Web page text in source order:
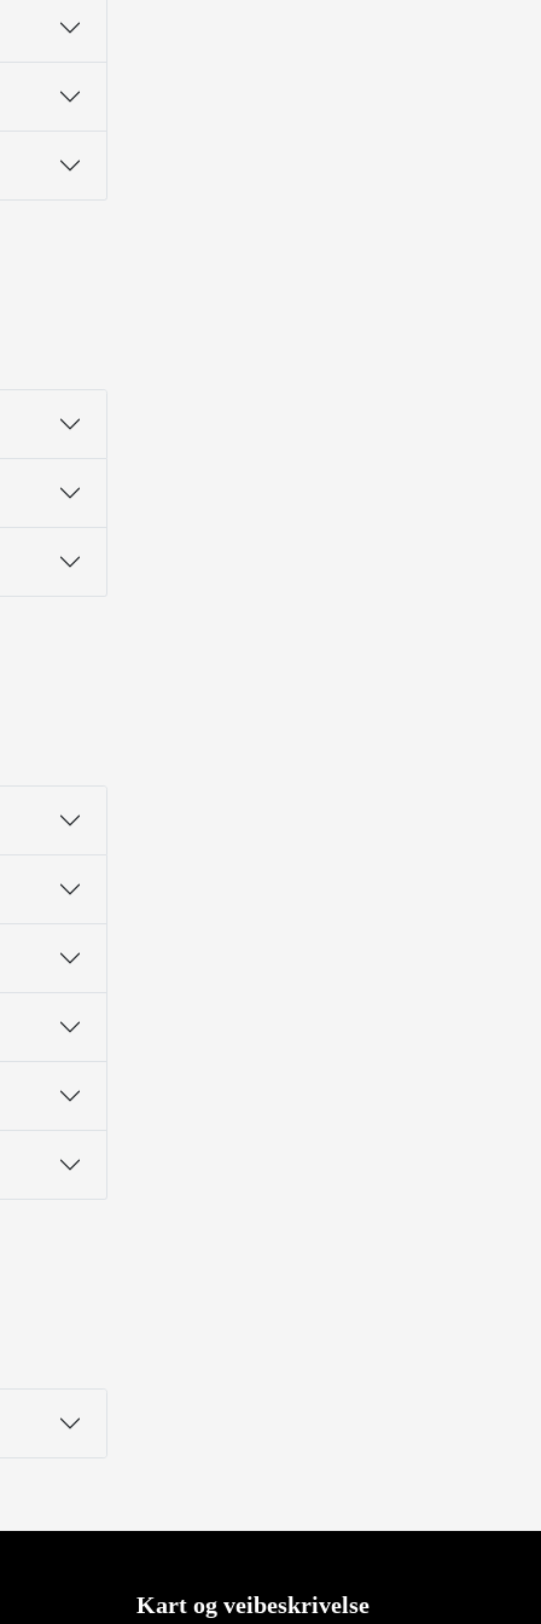
Kart og veibeskrivelse